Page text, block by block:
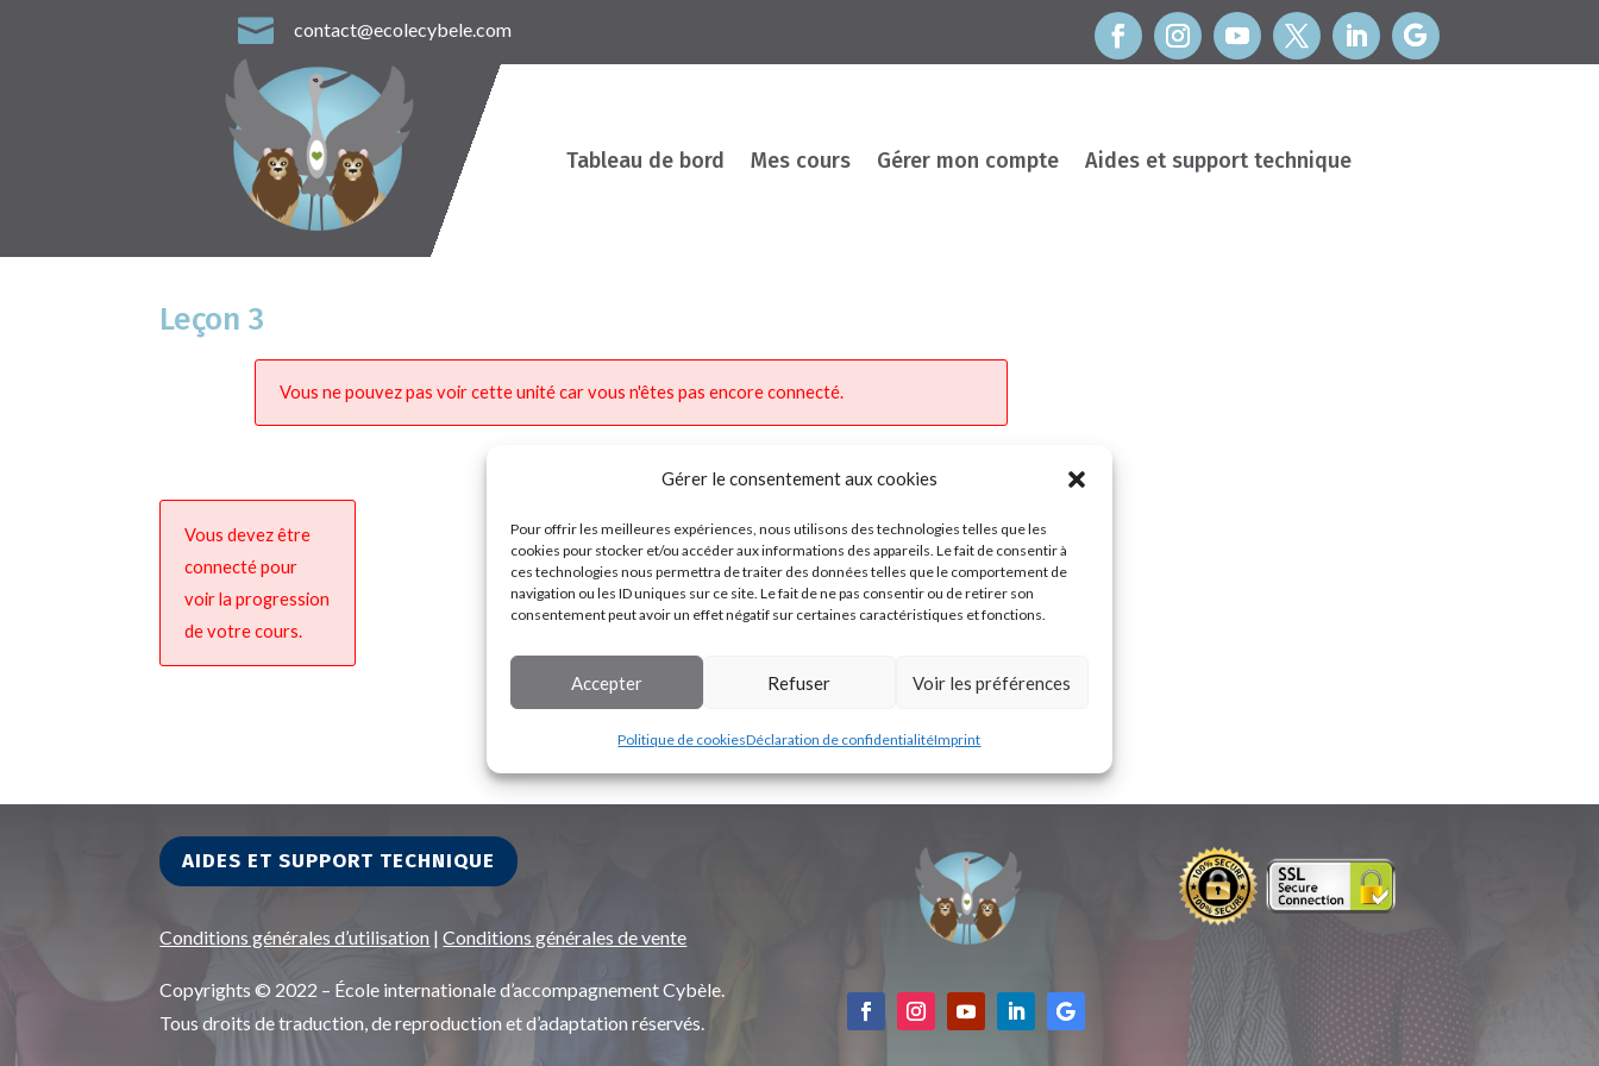
Gérer le consentement aux cookies
Pour offrir les meilleures expériences, nous utilisons des technologies telles que les
cookies pour stocker et/ou accéder aux informations des appareils. Le fait de consentir à
ces technologies nous permettra de traiter des données telles que le comportement de
navigation ou les ID uniques sur ce site. Le fait de ne pas consentir ou de retirer son
consentement peut avoir un effet négatif sur certaines caractéristiques et fonctions.
Accepter Refuser Voir les préférences
Politique de cookiesDéclaration de confidentialitéImprint
 contact@ecolecybele.com
Tableau de bord Mes cours Gérer mon compte Aides et support technique
Leçon 3
Vous ne pouvez pas voir cette unité car vous n'êtes pas encore connecté.
Vous devez être
connecté pour
voir la progression
de votre cours.
AIDES ET SUPPORT TECHNIQUE
Conditions générales d’utilisation | Conditions générales de vente
Copyrights © 2022 – École internationale d’accompagnement Cybèle.
Tous droits de traduction, de reproduction et d’adaptation réservés.